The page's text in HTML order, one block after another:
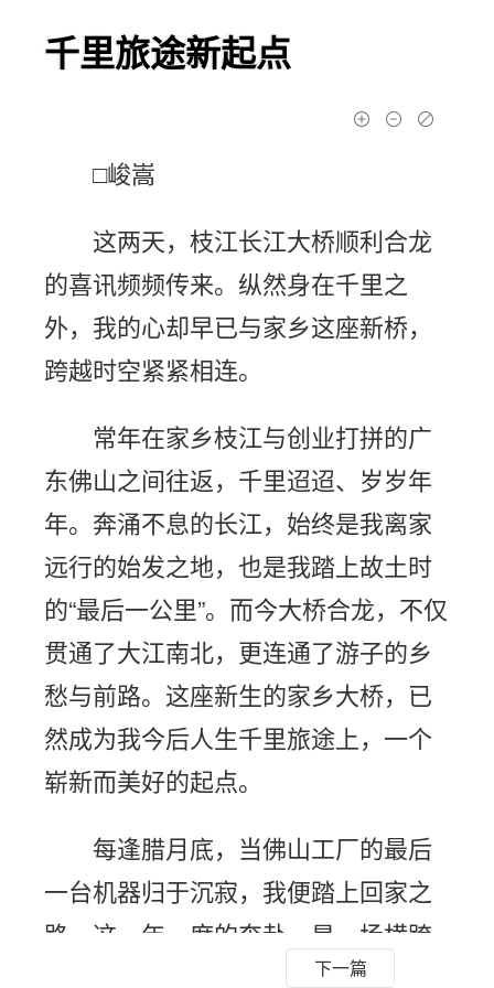
千里旅途新起点
□峻嵩
这两天，枝江长江大桥顺利合龙
的喜讯频频传来。纵然身在千里之
外，我的心却早已与家乡这座新桥，
跨越时空紧紧相连。
常年在家乡枝江与创业打拼的广
东佛山之间往返，千里迢迢、岁岁年
年。奔涌不息的长江，始终是我离家
远行的始发之地，也是我踏上故土时
的“最后一公里”。而今大桥合龙，不仅
贯通了大江南北，更连通了游子的乡
愁与前路。这座新生的家乡大桥，已
然成为我今后人生千里旅途上，一个
崭新而美好的起点。
每逢腊月底，当佛山工厂的最后
一台机器归于沉寂，我便踏上回家之
路。这一年一度的奔赴，是一场横跨
粤、湘、鄂三省、长达1000多公里的
下一篇